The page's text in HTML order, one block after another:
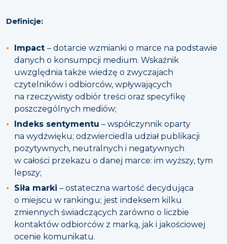
Definicje:
Impact – dotarcie wzmianki o marce na podstawie
danych o konsumpcji medium. Wskaźnik
uwzględnia także wiedzę o zwyczajach
czytelników i odbiorców, wpływających
na rzeczywisty odbiór treści oraz specyfikę
poszczególnych mediów;
Indeks sentymentu – współczynnik oparty
na wydźwięku; odzwierciedla udział publikacji
pozytywnych, neutralnych i negatywnych
w całości przekazu o danej marce: im wyższy, tym
lepszy;
Siła marki – ostateczna wartość decydująca
o miejscu w rankingu; jest indeksem kilku
zmiennych świadczących zarówno o liczbie
kontaktów odbiorców z marką, jak i jakościowej
ocenie komunikatu.